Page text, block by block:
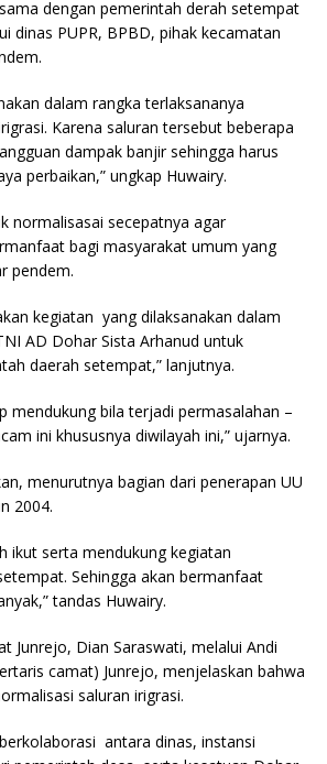
dengan pemerintah derah setempat
dinas PUPR, BPBD, pihak kecamatan
dalam rangka terlaksananya
Karena saluran tersebut beberapa
dampak banjir sehingga harus
perbaikan,” ungkap Huwairy.
normalisasai secepatnya agar
bagi masyarakat umum yang
pendem.
kegiatan yang dilaksanakan dalam
AD Dohar Sista Arhanud untuk
daerah setempat,” lanjutnya.
mendukung bila terjadi permasalahan –
ini khususnya diwilayah ini,” ujarnya.
menurutnya bagian dari penerapan UU
2004.
ikut serta mendukung kegiatan
Sehingga akan bermanfaat
tandas Huwairy.
Junrejo, Dian Saraswati, melalui Andi
camat) Junrejo, menjelaskan bahwa
saluran irigrasi.
antara dinas, instansi